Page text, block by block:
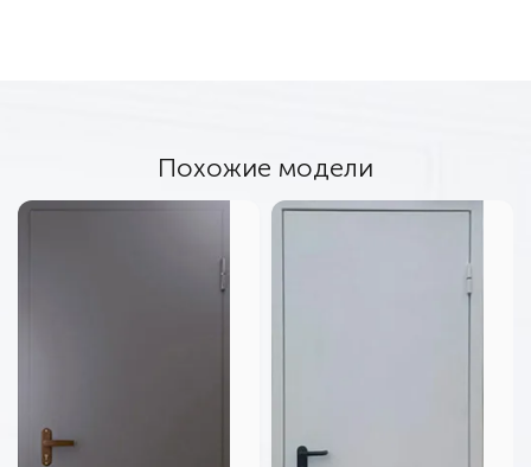
Похожие модели